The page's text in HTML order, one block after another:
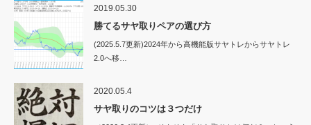
2019.05.30
勝てるサヤ取りペアの選び方
(2025.5.7更新)2024年から高機能版サヤトレからサヤトレ
2.0へ移…
2020.05.4
サヤ取りのコツは３つだけ